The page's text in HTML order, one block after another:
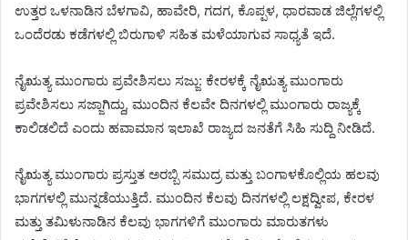
ಉತ್ತರ ಒಳನಾಡಿನ ಬೆಳಗಾವಿ, ಹಾವೇರಿ, ಗದಗ, ಕೊಪ್ಪಳ, ಧಾರವಾಡ ಜಿಲ್ಲೆಗಳಲ್ಲಿ
ಒಂದೆರಡು ಕಡೆಗಳಲ್ಲಿ ಬಿರುಗಾಳಿ ಸಹಿತ ಮಳೆಯಾಗುವ ಸಾಧ್ಯತೆ ಇದೆ.
ನೈಋತ್ಯ ಮುಂಗಾರು ಪ್ರವೇಶಿಸಲು ಸಜ್ಜು: ಕೇರಳಕ್ಕೆ ನೈಋತ್ಯ ಮುಂಗಾರು
ಪ್ರವೇಶಿಸಲು ಸಜ್ಜಾಗಿದ್ದು, ಮುಂದಿನ ಕೆಲವೇ ದಿನಗಳಲ್ಲಿ ಮುಂಗಾರು ರಾಜ್ಯಕ್ಕೆ
ಕಾಲಿಡಲಿದೆ ಎಂದು ಹವಾಮಾನ ಇಲಾಖೆ ರಾಜ್ಯದ ಜನತೆಗೆ ಸಿಹಿ ಸುದ್ದಿ ನೀಡಿದೆ.
ನೈಋತ್ಯ ಮುಂಗಾರು ಪ್ರಸ್ತುತ ಅರಬ್ಬಿ ಸಮುದ್ರ ಮತ್ತು ಬಂಗಾಳಕೊಲ್ಲಿಯ ಹಲವು
ಭಾಗಗಳಲ್ಲಿ ಮುನ್ನಡೆಯುತ್ತಿದೆ. ಮುಂದಿನ ಕೆಲವು ದಿನಗಳಲ್ಲಿ ಲಕ್ಷದ್ವೀಪ, ಕೇರಳ
ಮತ್ತು ತಮಿಳುನಾಡಿನ ಕೆಲವು ಭಾಗಗಳಿಗೆ ಮುಂಗಾರು ಮಾರುತಗಳು